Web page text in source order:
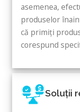
asemenea,
produselor
că primiți
corespund
Soluții